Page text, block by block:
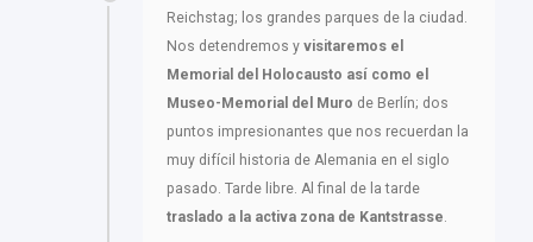
Reichstag; los grandes parques de la ciudad.
Nos detendremos y visitaremos el
Memorial del Holocausto así como el
Museo-Memorial del Muro de Berlín; dos
puntos impresionantes que nos recuerdan la
muy difícil historia de Alemania en el siglo
pasado. Tarde libre. Al final de la tarde
traslado a la activa zona de Kantstrasse.